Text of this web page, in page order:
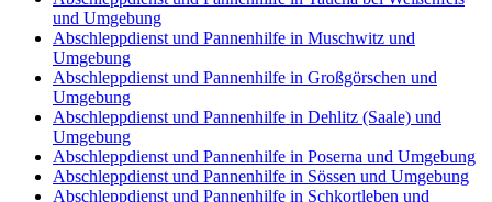
und Umgebung
Abschleppdienst und Pannenhilfe in Muschwitz und
Umgebung
Abschleppdienst und Pannenhilfe in Großgörschen und
Umgebung
Abschleppdienst und Pannenhilfe in Dehlitz (Saale) und
Umgebung
Abschleppdienst und Pannenhilfe in Poserna und Umgebung
Abschleppdienst und Pannenhilfe in Sössen und Umgebung
Abschleppdienst und Pannenhilfe in Schkortleben und